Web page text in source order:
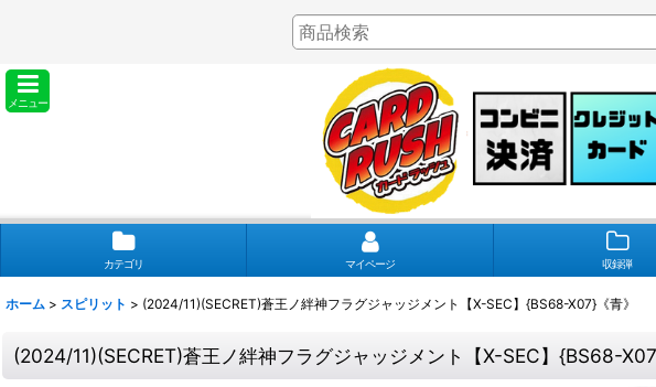
メニュー
カテゴリ マイページ 収録弾
ホーム > スピリット > (2024/11)(SECRET)蒼王ノ絆神フラグジャッジメント【X-SEC】{BS68-X07}《青》
(2024/11)(SECRET)蒼王ノ絆神フラグジャッジメント【X-SEC】{BS68-